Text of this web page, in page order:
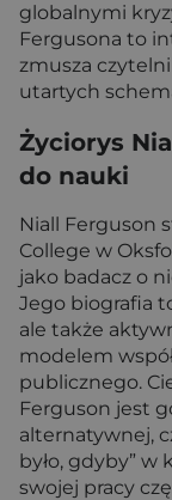
globalnymi
Fergusona to
zmusza
utartych
Życiorys
do nauki
Niall Ferguson
College w
jako badacz o
Jego biografia
ale także
modelem
publicznego.
Ferguson jest
alternatywnej,
było, gdyby”
swojej pracy